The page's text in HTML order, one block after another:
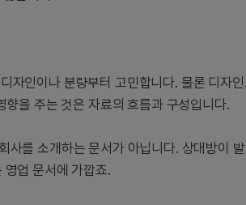
자인이나 분량부터 고민합니다. 물론 디자
을 주는 것은 자료의 흐름과 구성입니다.
사를 소개하는 문서가 아닙니다. 상대방이
영업 문서에 가깝죠.